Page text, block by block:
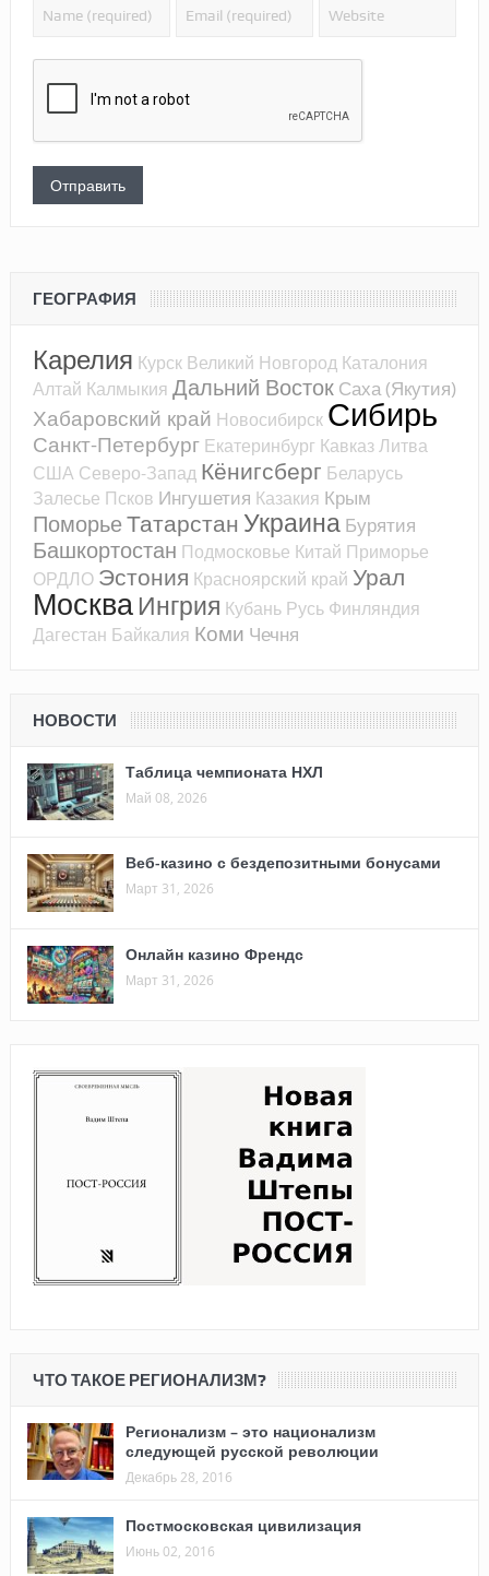
ГЕОГРАФИЯ
Карелия Курск Великий Новгород Каталония
Алтай Калмыкия Дальний Восток Саха (Якутия)
Хабаровский край Новосибирск Сибирь
Санкт-Петербург Екатеринбург КавказЛитва
США Северо-Запад Кёнигсберг Беларусь
Залесье Псков Ингушетия Казакия Крым
ПоморьеТатарстан Украина Бурятия
Башкортостан Подмосковье Китай Приморье
ОРДЛО Эстония Красноярский край Урал
МоскваИнгрия Кубань Русь Финляндия
Дагестан Байкалия Коми Чечня
НОВОСТИ
Таблица чемпионата НХЛ
Май 08, 2026
Веб-казино с бездепозитными бонусами
Март 31, 2026
Онлайн казино Френдс
Март 31, 2026
ЧТО ТАКОЕ РЕГИОНАЛИЗМ?
Регионализм – это национализм
следующей русской революции
Декабрь 28, 2016
Постмосковская цивилизация
Июнь 02, 2016